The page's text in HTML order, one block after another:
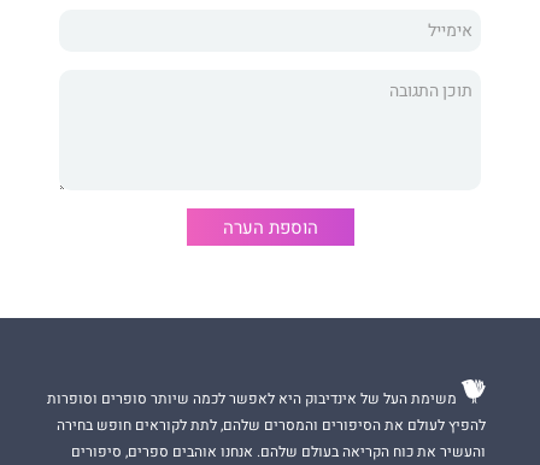
חבוי המקום בו הגוף והנפש נפגשים. אחת הדרכים המרתקות ביותר
של ד"ר ארני מינדל והפסיכולוגיה התהליכית. ברגע שתפתחו את
ביותר ברפואת גוף-נפש להעצמת תובנות, לגילוי משאבים חבויים,
להנעת מנגנוני החלמה ולהיעזרות בכוחות הריפוי של התודעה."
מייסד המרכז הישראלי לרפואת גוף-נפש
הוספת הערה
משימת העל של אינדיבוק היא לאפשר לכמה שיותר סופרים וסופרות
להפיץ לעולם את הסיפורים והמסרים שלהם, לתת לקוראים חופש בחירה
והעשיר את כוח הקריאה בעולם שלהם. אנחנו אוהבים ספרים, סיפורים